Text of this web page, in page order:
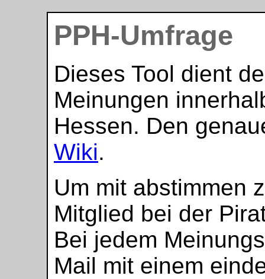
PPH-Umfrage
Dieses Tool dient
Meinungen
Hessen. Den
Wiki.
Um mit abstimmen
Mitglied bei der
Bei jedem
Mail mit einem